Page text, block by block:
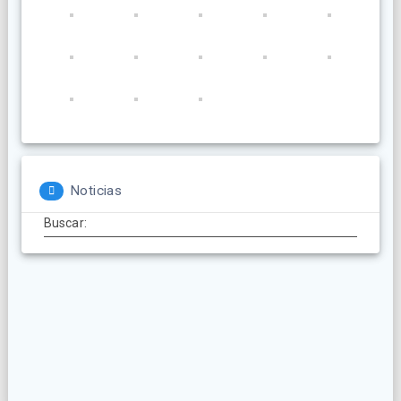
Noticias
Buscar: